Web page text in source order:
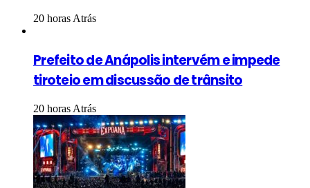
20 horas Atrás
Prefeito de Anápolis intervém e impede
tiroteio em discussão de trânsito
20 horas Atrás